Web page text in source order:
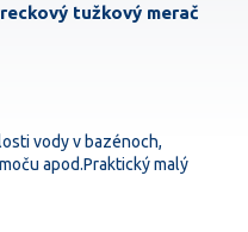
tužkový merač
vody v bazénoch,
apod.Praktický malý